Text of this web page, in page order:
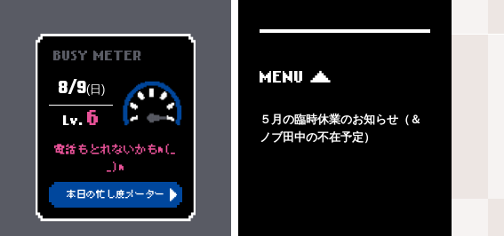
MENU
５月の臨時休業のお知らせ（＆
ノブ田中の不在予定）
BUSY METER
8/9(日)
Lv. 6
電話もとれないかもm(_
_)m
本日の忙し度メーター